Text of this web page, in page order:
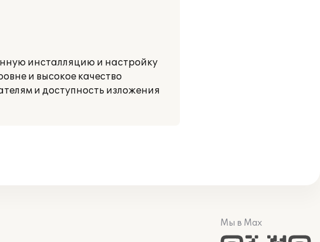
инсталляцию и настройку
и высокое качество
и доступность изложения
Мы в Max